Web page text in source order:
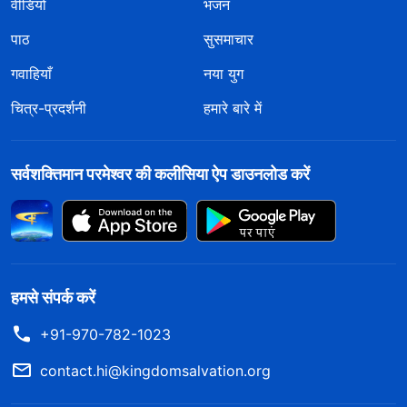
वीडियो
भजन
पाठ
सुसमाचार
गवाहियाँ
नया युग
चित्र-प्रदर्शनी
हमारे बारे में
सर्वशक्तिमान परमेश्वर की कलीसिया ऐप डाउनलोड करें
हमसे संपर्क करें
+91-970-782-1023
contact.hi@kingdomsalvation.org